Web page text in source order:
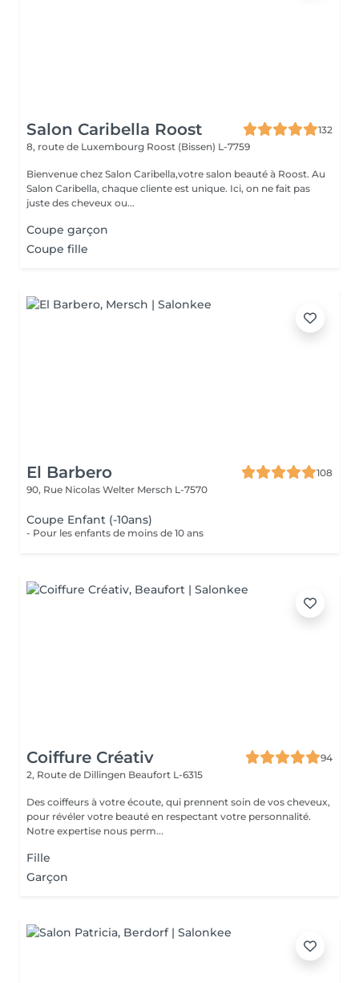
Salon Caribella Roost
132
8, route de Luxembourg Roost (Bissen) L-7759
Bienvenue chez Salon Caribella,votre salon beauté à Roost. Au
Salon Caribella, chaque cliente est unique. Ici, on ne fait pas
juste des cheveux ou...
Coupe garçon
Coupe fille
El Barbero
108
90, Rue Nicolas Welter Mersch L-7570
Coupe Enfant (-10ans)
- Pour les enfants de moins de 10 ans
Coiffure Créativ
94
2, Route de Dillingen Beaufort L-6315
Des coiffeurs à votre écoute, qui prennent soin de vos cheveux,
pour révéler votre beauté en respectant votre personnalité.
Notre expertise nous perm...
Fille
Garçon